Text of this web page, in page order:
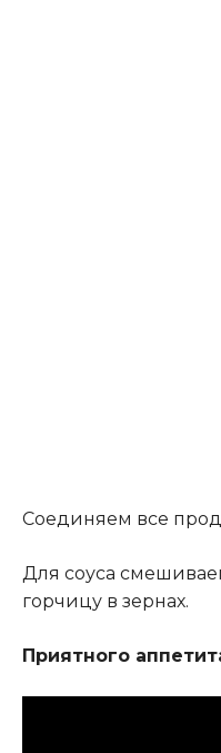
Соединяем все
Для соуса
горчицу в зернах.
Приятного